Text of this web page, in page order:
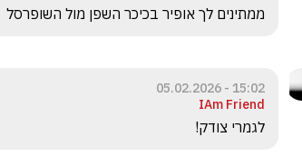
ממתינים לך אופיר בכיכר השפן מול השופרסל
15:02 - 05.02.2026
IAm Friend
לגמרי צודק!